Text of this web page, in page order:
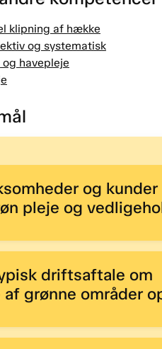
klipning af hække
og systematisk
havepleje
og
pleje og
driftsaftale om
grønne områder